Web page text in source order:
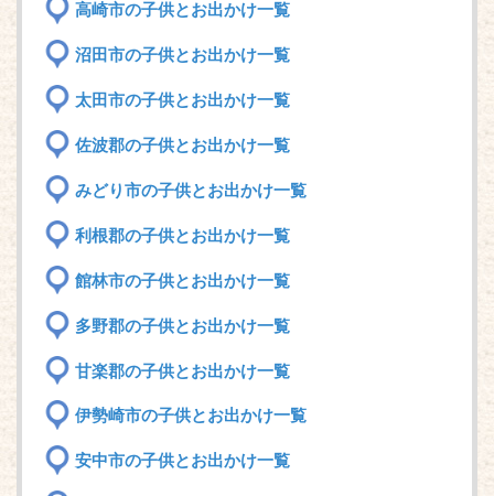
高崎市の子供とお出かけ一覧
沼田市の子供とお出かけ一覧
太田市の子供とお出かけ一覧
佐波郡の子供とお出かけ一覧
みどり市の子供とお出かけ一覧
利根郡の子供とお出かけ一覧
館林市の子供とお出かけ一覧
多野郡の子供とお出かけ一覧
甘楽郡の子供とお出かけ一覧
伊勢崎市の子供とお出かけ一覧
安中市の子供とお出かけ一覧